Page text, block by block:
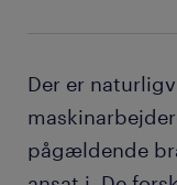
Der er
pågældende